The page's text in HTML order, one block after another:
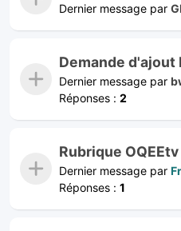
Dernier message par
Demande d'ajout
Dernier message par
Réponses : 2
Rubrique OQEEtv
Dernier message par
Réponses : 1